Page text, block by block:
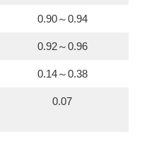
0.90～0.94
0.92～0.96
0.14～0.38
0.07